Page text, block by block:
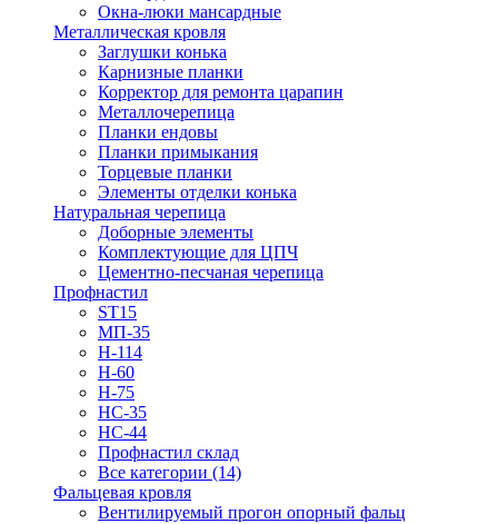
Окна-люки мансардные
Металлическая кровля
Заглушки конька
Карнизные планки
Корректор для ремонта царапин
Металлочерепица
Планки ендовы
Планки примыкания
Торцевые планки
Элементы отделки конька
Натуральная черепица
Доборные элементы
Комплектующие для ЦПЧ
Цементно-песчаная черепица
Профнастил
ST15
МП-35
Н-114
Н-60
Н-75
НС-35
НС-44
Профнастил склад
Все категории (14)
Фальцевая кровля
Вентилируемый прогон опорный фальц